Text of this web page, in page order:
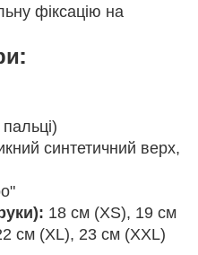
фіксацію на
синтетичний верх,
18 см (XS), 19 см
см (XL), 23 см (XXL)